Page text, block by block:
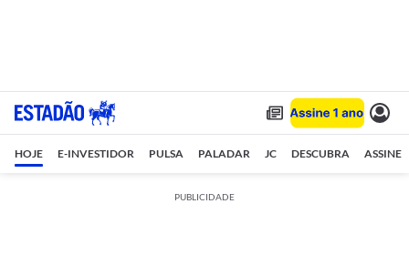
HOJE E-INVESTIDOR PULSA PALADAR JC DESCUBRA ASSINE
PUBLICIDADE